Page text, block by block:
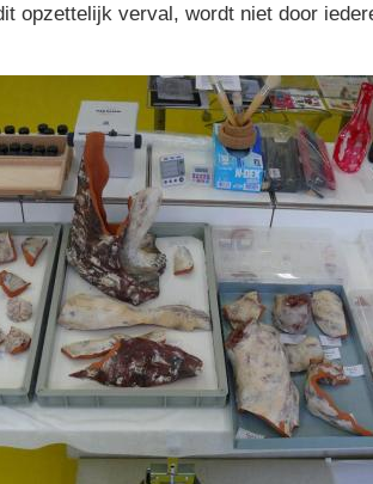
opzettelijk verval, wordt niet door